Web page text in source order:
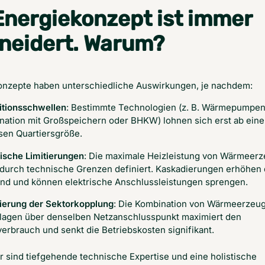
ist immer
Warum?
haben unterschiedliche Auswirkungen, je nachdem:
: Bestimmte Technologien (z. B.
mit Großspeichern oder BHKW) lohnen sich erst ab
Quartiersgröße.
Limitierungen: Die maximale Heizleistung von
technische Grenzen definiert. Kaskadierungen erhöhen
und können elektrische Anschlussleistungen sprengen.
der Sektorkopplung: Die Kombination von
über denselben Netzanschlusspunkt maximiert den
und senkt die Betriebskosten signifikant.
sind tiefgehende technische Expertise und eine holistische